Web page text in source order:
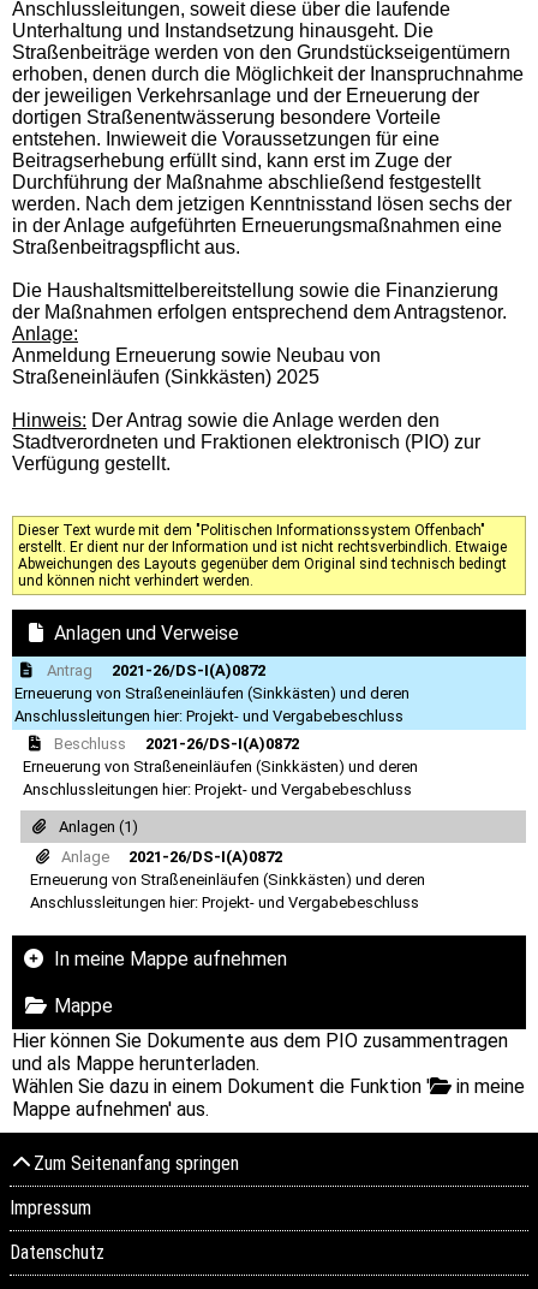
Anschlussleitungen, soweit diese über die laufende
Unterhaltung und Instandsetzung hinausgeht. Die
Straßenbeiträge werden von den Grundstückseigentümern
erhoben, denen durch die Möglichkeit der Inanspruchnahme
der jeweiligen Verkehrsanlage und der Erneuerung der
dortigen Straßenentwässerung besondere Vorteile
entstehen. Inwieweit die Voraussetzungen für eine
Beitragserhebung erfüllt sind, kann erst im Zuge der
Durchführung der Maßnahme abschließend festgestellt
werden. Nach dem jetzigen Kenntnisstand lösen sechs der
in der Anlage aufgeführten Erneuerungsmaßnahmen eine
Straßenbeitragspflicht aus.
Die Haushaltsmittelbereitstellung sowie die Finanzierung
der Maßnahmen erfolgen entsprechend dem Antragstenor.
Anlage:
Anmeldung Erneuerung sowie Neubau von
Straßeneinläufen (Sinkkästen) 2025
Hinweis: Der Antrag sowie die Anlage werden den
Stadtverordneten und Fraktionen elektronisch (PIO) zur
Verfügung gestellt.
Dieser Text wurde mit dem "Politischen Informationssystem Offenbach"
erstellt. Er dient nur der Information und ist nicht rechtsverbindlich. Etwaige
Abweichungen des Layouts gegenüber dem Original sind technisch bedingt
und können nicht verhindert werden.
Anlagen und Verweise
Antrag
2021-26/DS-I(A)0872
Erneuerung von Straßeneinläufen (Sinkkästen) und deren
Anschlussleitungen hier: Projekt- und Vergabebeschluss
Beschluss
2021-26/DS-I(A)0872
Erneuerung von Straßeneinläufen (Sinkkästen) und deren
Anschlussleitungen hier: Projekt- und Vergabebeschluss
Anlagen (1)
Anlage
2021-26/DS-I(A)0872
Erneuerung von Straßeneinläufen (Sinkkästen) und deren
Anschlussleitungen hier: Projekt- und Vergabebeschluss
In meine Mappe aufnehmen
Mappe
Hier können Sie Dokumente aus dem PIO zusammentragen
und als Mappe herunterladen.
Wählen Sie dazu in einem Dokument die Funktion '
in meine
Mappe aufnehmen' aus.
Zum Seitenanfang springen
Impressum
Datenschutz